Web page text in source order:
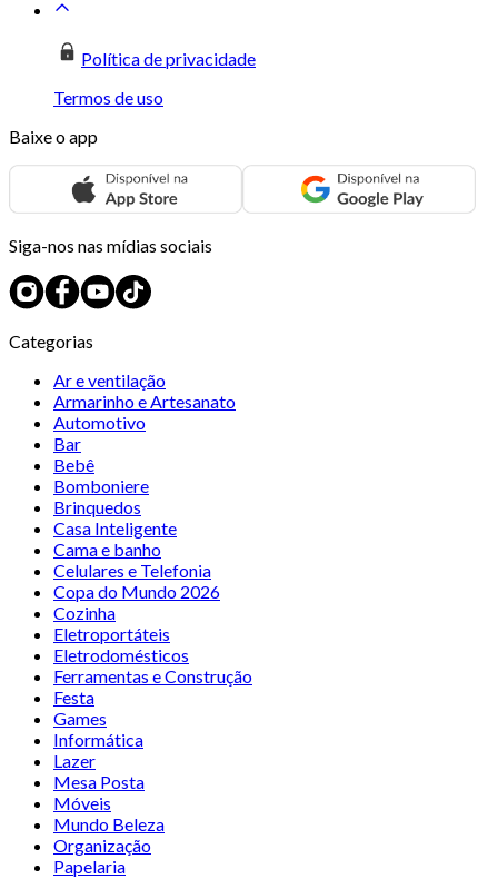
Política de privacidade
Termos de uso
Baixe o app
Siga-nos nas mídias sociais
Categorias
Ar e ventilação
Armarinho e Artesanato
Automotivo
Bar
Bebê
Bomboniere
Brinquedos
Casa Inteligente
Cama e banho
Celulares e Telefonia
Copa do Mundo 2026
Cozinha
Eletroportáteis
Eletrodomésticos
Ferramentas e Construção
Festa
Games
Informática
Lazer
Mesa Posta
Móveis
Mundo Beleza
Organização
Papelaria